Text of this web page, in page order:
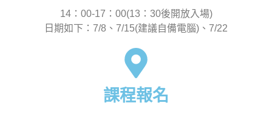
14：00-17：00(13：30後開放入場)
日期如下：7/8、7/15(建議自備電腦)、7/22
課程報名